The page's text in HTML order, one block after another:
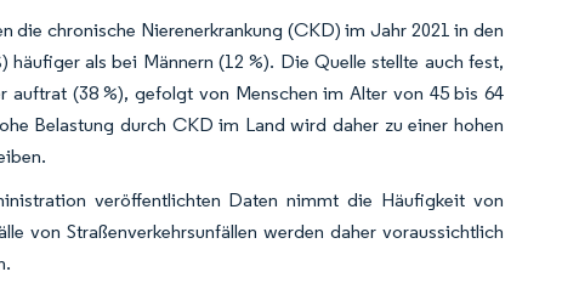
die chronische Nierenerkrankung (CKD) im Jahr 2021 in den
als bei Männern (12 %). Die Quelle stellte auch fest,
(38 %), gefolgt von Menschen im Alter von 45 bis 64
Belastung durch CKD im Land wird daher zu einer hohen
veröffentlichten Daten nimmt die Häufigkeit von
von Straßenverkehrsunfällen werden daher voraussichtlich